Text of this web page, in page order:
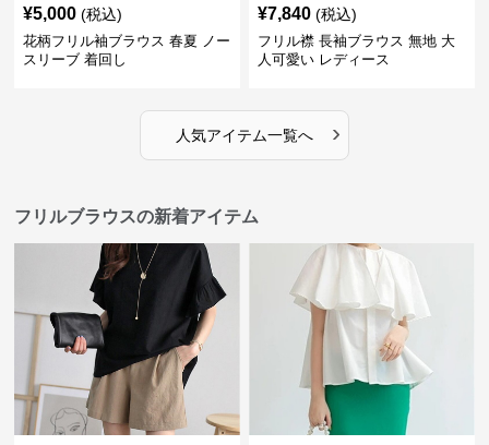
¥5,000 (税込)
花柄フリル袖ブラウス 春夏 ノー
スリーブ 着回し
¥7,840 (税込)
フリル襟 長袖ブラウス 無地 大
人可愛い レディース
人気アイテム一覧へ ›
フリルブラウスの新着アイテム